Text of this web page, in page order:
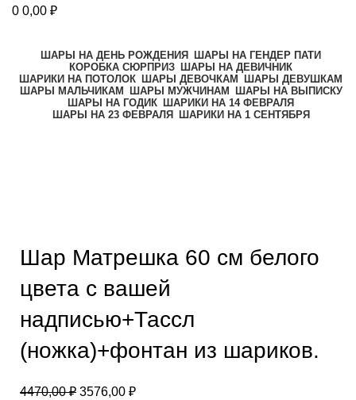
0 0,00 ₽
ШАРЫ НА ДЕНЬ РОЖДЕНИЯ
ШАРЫ НА ГЕНДЕР ПАТИ
КОРОБКА СЮРПРИЗ ШАРЫ НА ДЕВИЧНИК
ШАРИКИ НА ПОТОЛОК ШАРЫ ДЕВОЧКАМ
ШАРЫ ДЕВУШКАМ
ШАРЫ МАЛЬЧИКАМ
ШАРЫ МУЖЧИНАМ
ШАРЫ НА ВЫПИСКУ
ШАРЫ НА ГОДИК ШАРИКИ НА 14 ФЕВРАЛЯ
ШАРЫ НА 23 ФЕВРАЛЯ
ШАРИКИ НА 1 СЕНТЯБРЯ
Шар Матрешка 60 см белого
цвета с вашей
надписью+Тассл
(ножка)+фонтан из шариков.
4470,00₽ 3576,00 ₽